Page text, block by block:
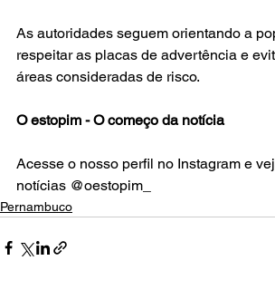
As autoridades seguem orientando a
respeitar as placas de advertência e
áreas consideradas de risco.
O estopim - O começo da notícia
Acesse o nosso perfil no Instagram e
notícias @oestopim_
Pernambuco